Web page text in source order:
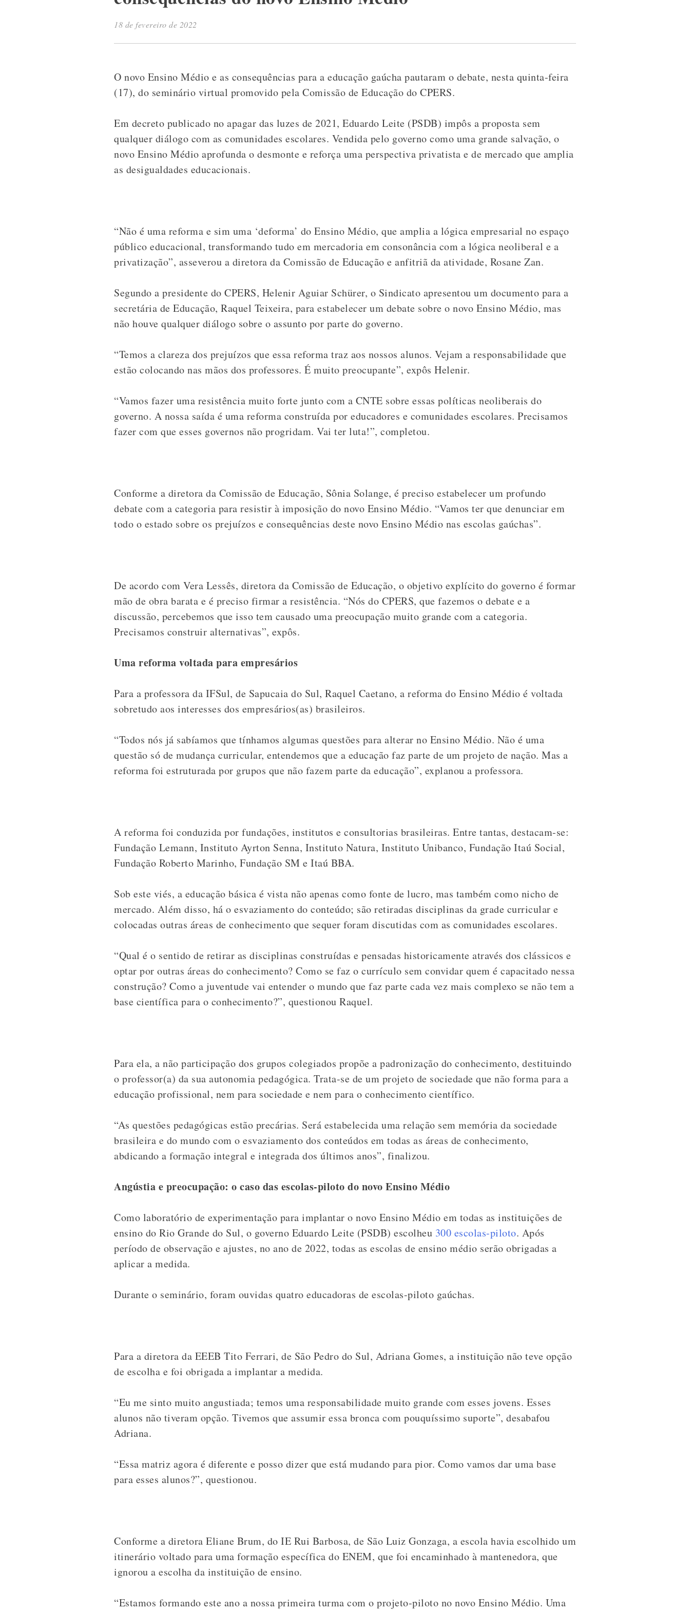
18 de fevereiro de 2022
O novo Ensino Médio e as consequências para a educação gaúcha pautaram o debate, nesta quinta-feira
(17), do seminário virtual promovido pela Comissão de Educação do CPERS.
Em decreto publicado no apagar das luzes de 2021, Eduardo Leite (PSDB) impôs a proposta sem
qualquer diálogo com as comunidades escolares. Vendida pelo governo como uma grande salvação, o
novo Ensino Médio aprofunda o desmonte e reforça uma perspectiva privatista e de mercado que amplia
as desigualdades educacionais.
“Não é uma reforma e sim uma ‘deforma’ do Ensino Médio, que amplia a lógica empresarial no espaço
público educacional, transformando tudo em mercadoria em consonância com a lógica neoliberal e a
privatização”, asseverou a diretora da Comissão de Educação e anfitriã da atividade, Rosane Zan.
Segundo a presidente do CPERS, Helenir Aguiar Schürer, o Sindicato apresentou um documento para a
secretária de Educação, Raquel Teixeira, para estabelecer um debate sobre o novo Ensino Médio, mas
não houve qualquer diálogo sobre o assunto por parte do governo.
“Temos a clareza dos prejuízos que essa reforma traz aos nossos alunos. Vejam a responsabilidade que
estão colocando nas mãos dos professores. É muito preocupante”, expôs Helenir.
“Vamos fazer uma resistência muito forte junto com a CNTE sobre essas políticas neoliberais do
governo. A nossa saída é uma reforma construída por educadores e comunidades escolares. Precisamos
fazer com que esses governos não progridam. Vai ter luta!”, completou.
Conforme a diretora da Comissão de Educação, Sônia Solange, é preciso estabelecer um profundo
debate com a categoria para resistir à imposição do novo Ensino Médio. “Vamos ter que denunciar em
todo o estado sobre os prejuízos e consequências deste novo Ensino Médio nas escolas gaúchas”.
De acordo com Vera Lessês, diretora da Comissão de Educação, o objetivo explícito do governo é formar
mão de obra barata e é preciso firmar a resistência. “Nós do CPERS, que fazemos o debate e a
discussão, percebemos que isso tem causado uma preocupação muito grande com a categoria.
Precisamos construir alternativas”, expôs.
Uma reforma voltada para empresários
Para a professora da IFSul, de Sapucaia do Sul, Raquel Caetano, a reforma do Ensino Médio é voltada
sobretudo aos interesses dos empresários(as) brasileiros.
“Todos nós já sabíamos que tínhamos algumas questões para alterar no Ensino Médio. Não é uma
questão só de mudança curricular, entendemos que a educação faz parte de um projeto de nação. Mas a
reforma foi estruturada por grupos que não fazem parte da educação”, explanou a professora.
A reforma foi conduzida por fundações, institutos e consultorias brasileiras. Entre tantas, destacam-se:
Fundação Lemann, Instituto Ayrton Senna, Instituto Natura, Instituto Unibanco, Fundação Itaú Social,
Fundação Roberto Marinho, Fundação SM e Itaú BBA.
Sob este viés, a educação básica é vista não apenas como fonte de lucro, mas também como nicho de
mercado. Além disso, há o esvaziamento do conteúdo; são retiradas disciplinas da grade curricular e
colocadas outras áreas de conhecimento que sequer foram discutidas com as comunidades escolares.
“Qual é o sentido de retirar as disciplinas construídas e pensadas historicamente através dos clássicos e
optar por outras áreas do conhecimento? Como se faz o currículo sem convidar quem é capacitado nessa
construção? Como a juventude vai entender o mundo que faz parte cada vez mais complexo se não tem a
base científica para o conhecimento?”, questionou Raquel.
Para ela, a não participação dos grupos colegiados propõe a padronização do conhecimento, destituindo
o professor(a) da sua autonomia pedagógica. Trata-se de um projeto de sociedade que não forma para a
educação profissional, nem para sociedade e nem para o conhecimento científico.
“As questões pedagógicas estão precárias. Será estabelecida uma relação sem memória da sociedade
brasileira e do mundo com o esvaziamento dos conteúdos em todas as áreas de conhecimento,
abdicando a formação integral e integrada dos últimos anos”, finalizou.
Angústia e preocupação: o caso das escolas-piloto do novo Ensino Médio
Como laboratório de experimentação para implantar o novo Ensino Médio em todas as instituições de
ensino do Rio Grande do Sul, o governo Eduardo Leite (PSDB) escolheu 300 escolas-piloto. Após
período de observação e ajustes, no ano de 2022, todas as escolas de ensino médio serão obrigadas a
aplicar a medida.
Durante o seminário, foram ouvidas quatro educadoras de escolas-piloto gaúchas.
Para a diretora da EEEB Tito Ferrari, de São Pedro do Sul, Adriana Gomes, a instituição não teve opção
de escolha e foi obrigada a implantar a medida.
“Eu me sinto muito angustiada; temos uma responsabilidade muito grande com esses jovens. Esses
alunos não tiveram opção. Tivemos que assumir essa bronca com pouquíssimo suporte”, desabafou
Adriana.
“Essa matriz agora é diferente e posso dizer que está mudando para pior. Como vamos dar uma base
para esses alunos?”, questionou.
Conforme a diretora Eliane Brum, do IE Rui Barbosa, de São Luiz Gonzaga, a escola havia escolhido um
itinerário voltado para uma formação específica do ENEM, que foi encaminhado à mantenedora, que
ignorou a escolha da instituição de ensino.
“Estamos formando este ano a nossa primeira turma com o projeto-piloto no novo Ensino Médio. Uma